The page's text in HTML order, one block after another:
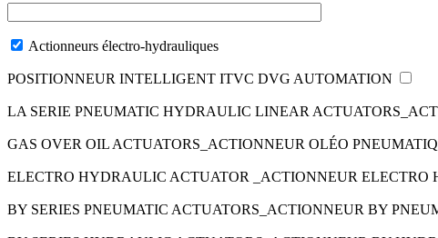
Actionneurs électro-hydrauliques
POSITIONNEUR INTELLIGENT ITVC DVG AUTOMATION
LA SERIE PNEUMATIC HYDRAULIC LINEAR
GAS OVER OIL ACTUATORS_ACTIONNEUR OLÉO
ELECTRO HYDRAULIC ACTUATOR _ACTIONNEUR
BY SERIES PNEUMATIC ACTUATORS_ACTIONNEUR BY